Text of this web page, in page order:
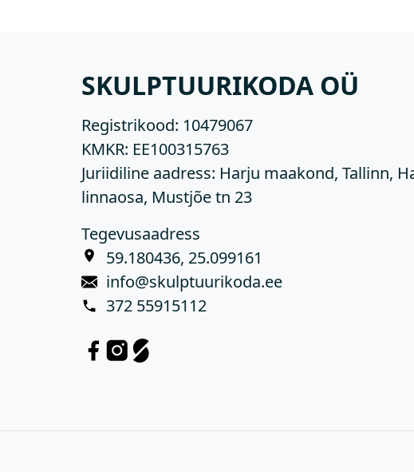
SKULPTUURIKODA OÜ
Registrikood: 10479067
KMKR: EE100315763
Juriidiline aadress: Harju maakond, Tallinn,
linnaosa, Mustjõe tn 23
Tegevusaadress
59.180436, 25.099161
info@skulptuurikoda.ee
372 55915112